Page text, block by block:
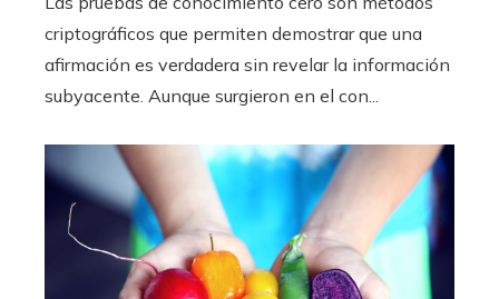
criptográficos que permiten demostrar que una
afirmación es verdadera sin revelar la información
subyacente. Aunque surgieron en el con...